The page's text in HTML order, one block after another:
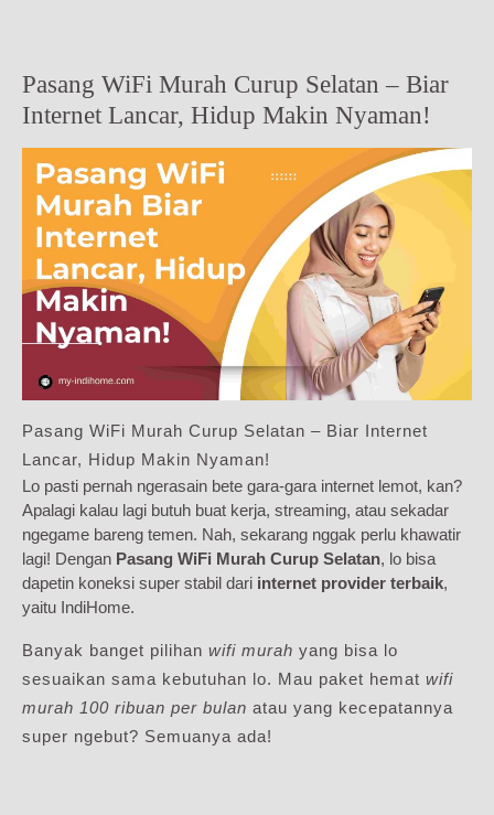
Pasang WiFi Murah Curup Selatan – Biar
Internet Lancar, Hidup Makin Nyaman!
Pasang WiFi Murah Curup Selatan – Biar Internet
Lancar, Hidup Makin Nyaman!
Lo pasti pernah ngerasain bete gara-gara internet lemot, kan?
Apalagi kalau lagi butuh buat kerja, streaming, atau sekadar
ngegame bareng temen. Nah, sekarang nggak perlu khawatir
lagi! Dengan Pasang WiFi Murah Curup Selatan, lo bisa
dapetin koneksi super stabil dari internet provider terbaik,
yaitu IndiHome.
Banyak banget pilihan wifi murah yang bisa lo
sesuaikan sama kebutuhan lo. Mau paket hemat wifi
murah 100 ribuan per bulan atau yang kecepatannya
super ngebut? Semuanya ada!